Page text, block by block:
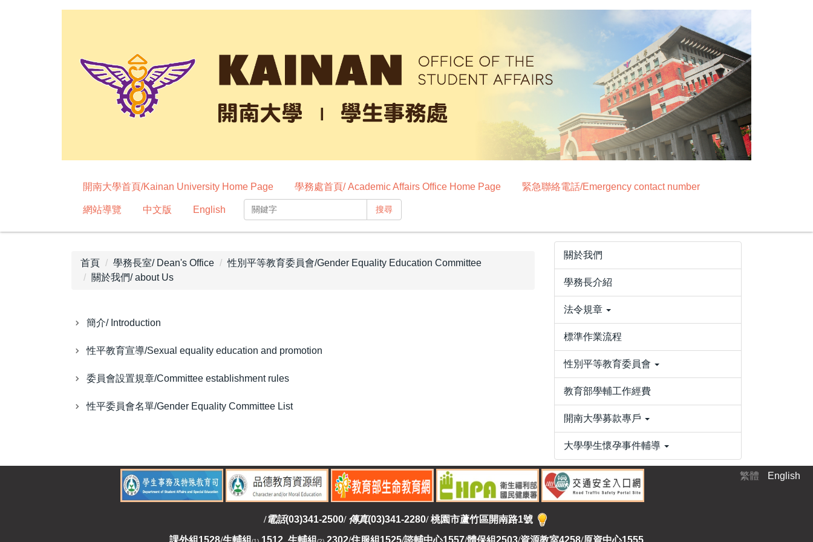
開南大學首頁/Kainan University Home Page 學務處首頁/ Academic Affairs Office Home Page 緊急聯絡電話/Emergency contact number
網站導覽 中文版 English 搜尋
首頁 學務長室/ Dean's Office
性別平等教育委員會/Gender Equality Education Committee
關於我們/ about Us
簡介/ Introduction
性平教育宣導/Sexual equality education and promotion
委員會設置規章/Committee establishment rules
性平委員會名單/Gender Equality Committee List
關於我們
學務長介紹
法令規章
標準作業流程
性別平等教育委員會
教育部學輔工作經費
開南大學募款專戶
大學學生懷孕事件輔導
繁體 English
/電話(03)341-2500/ 傳真(03)341-2280/ 桃園市蘆竹區開南路1號
課外組 1528/生輔組 1512 生輔組 2302/住服組1525/諮輔中心1557/體保組2503/資源教室4258/原資中心1555